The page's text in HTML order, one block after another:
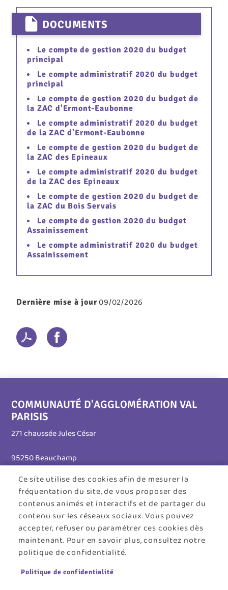
DOCUMENTS
Le compte de gestion 2020 du budget
principal
Le compte administratif 2020 du budget
principal
Le compte de gestion 2020 du budget de
la ZAC d'Ermont-Eaubonne
Le compte administratif 2020 du budget
de la ZAC d'Ermont-Eaubonne
Le compte de gestion 2020 du budget de
la ZAC des Epineaux
Le compte administratif 2020 du budget
de la ZAC des Epineaux
Le compte de gestion 2020 du budget de
la ZAC du Bois Servais
Le compte de gestion 2020 du budget
Assainissement
Le compte administratif 2020 du budget
Assainissement
Dernière mise à jour 09/02/2026
Ce site utilise des cookies afin de mesurer la
fréquentation du site, de vous proposer des
contenus animés et interactifs et de partager du
contenu sur les réseaux sociaux. Vous pouvez
accepter, refuser ou paramétrer ces cookies dès
maintenant. Pour en savoir plus, consultez notre
politique de confidentialité.
Politique de confidentialité
COMMUNAUTÉ D'AGGLOMÉRATION VAL
PARISIS
271 chaussée Jules César
95250 Beauchamp
Tél. 01 30 26 39 41
Horaires d'ouverture :
Lundi au jeudi : 8h30 - 12h30 / 13h30 - 17h45
Vendredi : 8h30 - 12h30
Menu
ACCUEILPLAN DU SITECONTACT